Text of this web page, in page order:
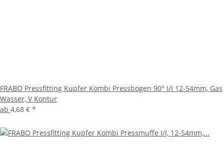
FRABO Pressfitting Kupfer Kombi Pressbogen 90° I/I 12-54mm, Gas
Wasser, V Kontur
ab 4,68 € *